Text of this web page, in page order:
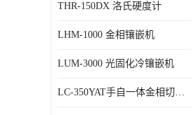
THR-150DX 洛氏硬度计
LHM-1000 金相镶嵌机
LUM-3000 光固化冷镶嵌机
LC-350YAT手自一体金相切割机